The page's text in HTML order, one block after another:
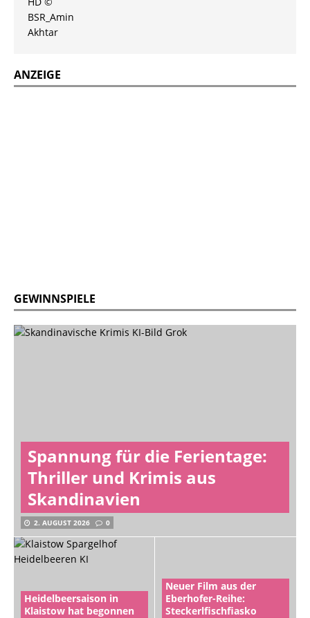
ANZEIGE
GEWINNSPIELE
Spannung für die Ferientage:
Thriller und Krimis aus
Skandinavien
2. AUGUST 2026 0
Heidelbeersaison in
Klaistow hat begonnen
Neuer Film aus der
Eberhofer-Reihe:
Steckerlfischfiasko